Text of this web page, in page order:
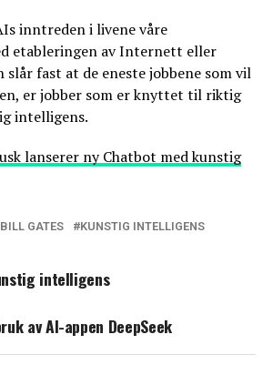
inntreden i livene våre
etableringen av Internett eller
slår fast at de eneste jobbene som vil
er jobber som er knyttet til riktig
intelligens.
lanserer ny Chatbot med kunstig
BILL GATES KUNSTIG INTELLIGENS
intelligens
av AI-appen DeepSeek